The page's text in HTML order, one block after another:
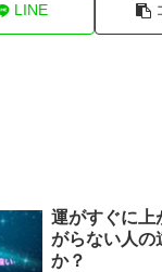
LINE
運がすぐに上
がらない人の
か？